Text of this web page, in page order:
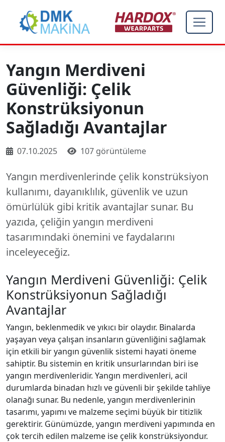
Yangın Merdiveni
Güvenliği: Çelik
Konstrüksiyonun
Sağladığı Avantajlar
07.10.2025 107 görüntüleme
Yangın merdivenlerinde çelik konstrüksiyon
kullanımı, dayanıklılık, güvenlik ve uzun
ömürlülük gibi kritik avantajlar sunar. Bu
yazıda, çeliğin yangın merdiveni
tasarımındaki önemini ve faydalarını
inceleyeceğiz.
Yangın Merdiveni Güvenliği: Çelik
Konstrüksiyonun Sağladığı
Avantajlar
Yangın, beklenmedik ve yıkıcı bir olaydır. Binalarda
yaşayan veya çalışan insanların güvenliğini sağlamak
için etkili bir yangın güvenlik sistemi hayati öneme
sahiptir. Bu sistemin en kritik unsurlarından biri ise
yangın merdivenleridir. Yangın merdivenleri, acil
durumlarda binadan hızlı ve güvenli bir şekilde tahliye
olanağı sunar. Bu nedenle, yangın merdivenlerinin
tasarımı, yapımı ve malzeme seçimi büyük bir titizlik
gerektirir. Günümüzde, yangın merdiveni yapımında en
çok tercih edilen malzeme ise çelik konstrüksiyondur.